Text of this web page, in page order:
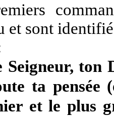
et sont
Seigneur,
ta
et le plus